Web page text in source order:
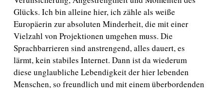
Glücks. Ich bin alleine hier, ich zähle als weiße
Europäerin zur absoluten Minderheit, die mit einer
Vielzahl von Projektionen umgehen muss. Die
Sprachbarrieren sind anstrengend, alles dauert, es
lärmt, kein stabiles Internet. Dann ist da wiederum
diese unglaubliche Lebendigkeit der hier lebenden
Menschen, so freundlich und mit einem überbordenden